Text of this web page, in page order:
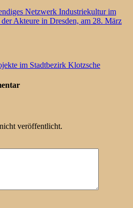
Netzwerk Industriekultur im
Akteure in Dresden, am 28. März
im Stadtbezirk Klotzsche
veröffentlicht.